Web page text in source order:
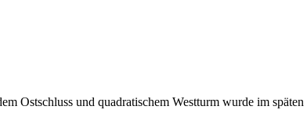
Ostschluss und quadratischem Westturm wurde im